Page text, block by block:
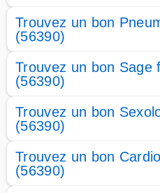
Trouvez un bon
(56390)
Trouvez un bon Sage
(56390)
Trouvez un bon
(56390)
Trouvez un bon
(56390)